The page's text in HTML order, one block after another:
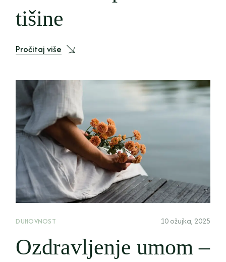
tišine
Pročitaj više
DUHOVNOST 10 ožujka, 2025
Ozdravljenje umom –